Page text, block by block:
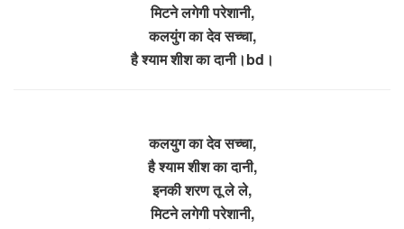
मिटने लगेगी परेशानी,
कलयुंग का देव सच्चा,
है श्याम शीश का दानी।bd।
कलयुग का देव सच्चा,
है श्याम शीश का दानी,
इनकी शरण तू ले ले,
मिटने लगेगी परेशानी,